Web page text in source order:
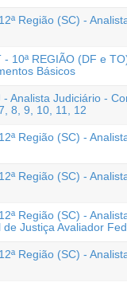
Região (SC) -
10ª REGIÃO (DF e
Básicos
- Analista Judiciário -
8, 9, 10, 11, 12
Região (SC) -
Região (SC) -
Região (SC) -
de Justiça Avaliador
Região (SC) -